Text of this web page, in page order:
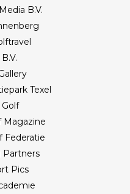
B.V.
Texel
Golf
Magazine
Federatie
Partners
Pics